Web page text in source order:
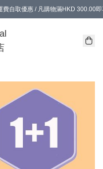
自取優惠 / 凡購物滿HKD 300.00